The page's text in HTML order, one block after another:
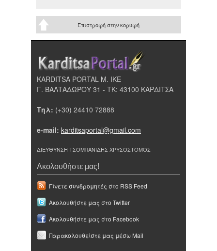
Επιστροφή στην κορυφή
KARDITSA PORTAL Μ. ΙΚΕ
Γ. ΒΑΛΤΑΔΩΡΟΥ 31 - ΤΚ: 43100 ΚΑΡΔΙΤΣΑ
Τηλ: (+30) 24410 72888
e-mail: karditsaportal@gmail.com
ΔΙΕΥΘΥΝΣΗ ΤΣΟΜΠΑΝΙΔΗΣ ΧΡΥΣΟΣΤΟΜΟΣ
Ακολουθήστε μας!
Γίνετε συνδρομητές στο RSS Feed
Ακολουθήστε μας στο Twitter
Ακολουθήστε μας στο Facebook
Παρακολουθείστε μας μέσω Mail